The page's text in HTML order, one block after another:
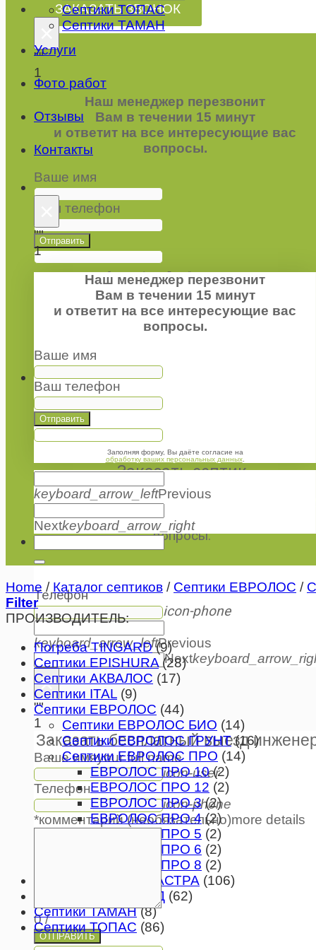
ЗАКАЗАТЬ ЗВОНОК
×
""
1
Наш менеджер перезвонит
Вам в течении 15 минут
и ответит на все интересующие вас
вопросы.
Ваше имя
Ваш телефон
Отправить
Заполняя форму, Вы даёте согласие на
обработку ваших персональных данных
keyboard_arrow_leftPrevious
Next
×
""
Заказать септик
Наш менеджер перезвонит Вам в течении
минут и ответит на все интересующие вас
вопросы.
Телефон
icon-phone
keyboard_arrow_leftPrevious
Next
×
""
1
Заказать бесплатный выезд
Ваше имяyour full name
icon-user
Телефон
icon-phone
*комментарий (необязательно)more details
0/
ОТПРАВИТЬ
Септики ТОПАС
Септики ТАМАН
Услуги
Фото работ
Отзывы
Контакты
""
1
Наш менеджер перезвонит
Вам в течении 15 минут
и ответит на все интересующие вас
вопросы.
Ваше имя
Ваш телефон
Отправить
Заполняя форму, Вы даёте согласие на
обработку ваших персональных данных.
keyboard_arrow_leftPrevious
Nextkeyboard_arrow_right
Search
for:
Home / Каталог септиков / Септики ЕВРОЛОС /
Filter
ПРОИЗВОДИТЕЛЬ:
Погреба TINGARD (9)
Септики EPISHURA (28)
Септики АКВАЛОС (17)
Септики ITAL (9)
Септики ЕВРОЛОС (44)
Септики ЕВРОЛОС БИО (14)
Септики ЕВРОЛОС ГРУНТ (16)
Септики ЕВРОЛОС ПРО (14)
ЕВРОЛОС ПРО 10 (2)
ЕВРОЛОС ПРО 12 (2)
ЕВРОЛОС ПРО 3 (2)
ЕВРОЛОС ПРО 4 (2)
ЕВРОЛОС ПРО 5 (2)
ЕВРОЛОС ПРО 6 (2)
ЕВРОЛОС ПРО 8 (2)
Септики ЮНИЛОС АСТРА (106)
Септики ЭКО ГРАНД (62)
Септики ТАМАН (8)
Септики ТОПАС (86)